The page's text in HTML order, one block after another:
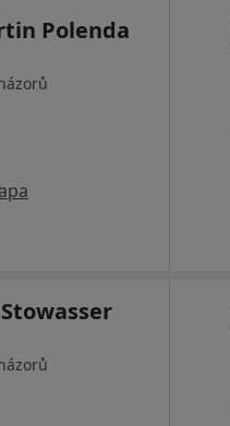
Polenda